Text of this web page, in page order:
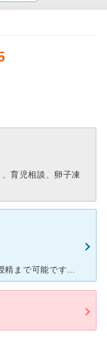
育児相談、卵子凍
不妊症の方が多く通うクリニックです。 人工授精まで可能ですが、体外受精以降のステップアップは他院を紹介されます。 小児科もやっているので予防接種や定期検診のお子さんもいらっしゃいますが、予約制では